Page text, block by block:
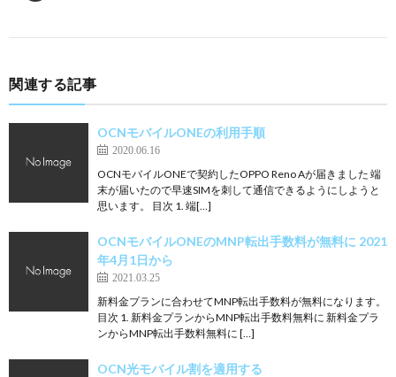
関連する記事
OCNモバイルONEの利用手順
2020.06.16
OCNモバイルONEで契約したOPPO Reno Aが届きました 端
末が届いたので早速SIMを刺して通信できるようにしようと
思います。 目次 1. 端[…]
OCNモバイルONEのMNP転出手数料が無料に 2021
年4月1日から
2021.03.25
新料金プランに合わせてMNP転出手数料が無料になります。
目次 1. 新料金プランからMNP転出手数料無料に 新料金プラ
ンからMNP転出手数料無料に […]
OCN光モバイル割を適用する